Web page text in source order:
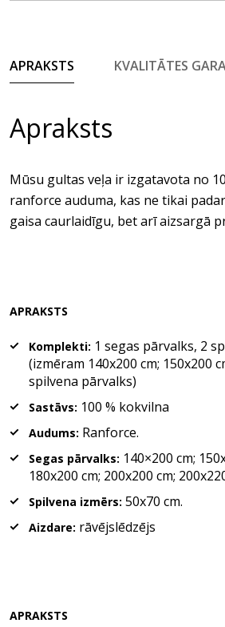
APRAKSTS KVALITĀTES
Apraksts
Mūsu gultas veļa ir izgatavota no
ranforce auduma, kas ne tikai
gaisa caurlaidīgu, bet arī aizsargā
APRAKSTS
Komplekti: 1 segas pārvalks, 2
(izmēram 140x200 cm; 150x200
spilvena pārvalks)
Sastāvs: 100 % kokvilna
Audums: Ranforce.
Segas pārvalks: 140×200 cm;
180x200 cm; 200x200 cm;
Spilvena izmērs: 50x70 cm.
Aizdare: rāvējslēdzējs​
APRAKSTS